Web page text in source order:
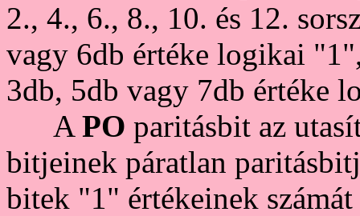
2., 4., 6., 8., 10. és 12.
vagy 6db értéke logikai
3db, 5db vagy 7db értéke
A PO paritásbit az
bitjeinek páratlan
bitek "1" értékeinek